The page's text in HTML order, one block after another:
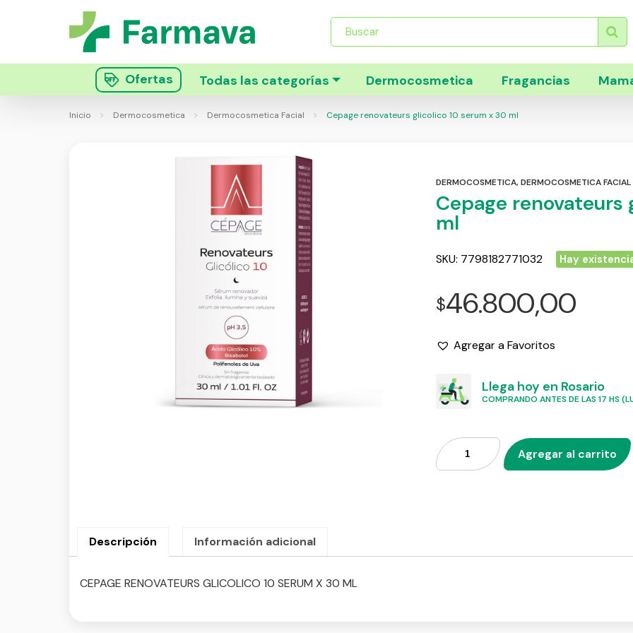
Búsqueda
productos
Ofertas Todas las categorías Dermocosmetica Fragancias
Inicio Dermocosmetica Dermocosmetica Facial Cepage renovateurs glicolico 10 serum x 30 ml
DERMOCOSMETICA,DERMOCOSMETICA FACIAL
Cepage renovateurs
ml
SKU: 7798182771032 Hay
$46.800,00
Agregar a Favoritos
Llega hoy en Rosario
COMPRANDO ANTES DE LAS 17 HS
Agregar al carrito
Descripción Información adicional
CEPAGE RENOVATEURS GLICOLICO 10 SERUM X 30 ML